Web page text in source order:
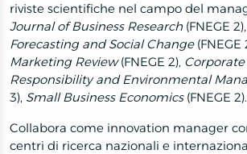
riviste scientifiche nel campo del
Journal of Business Research (FNEGE 2),
Forecasting and Social Change(FNEGE
Marketing Review(FNEGE 2), Corporate
Responsibility and Environmental
3), Small Business Economics(FNEGE 2).
Collabora come innovation manager
centri di ricerca nazionali e